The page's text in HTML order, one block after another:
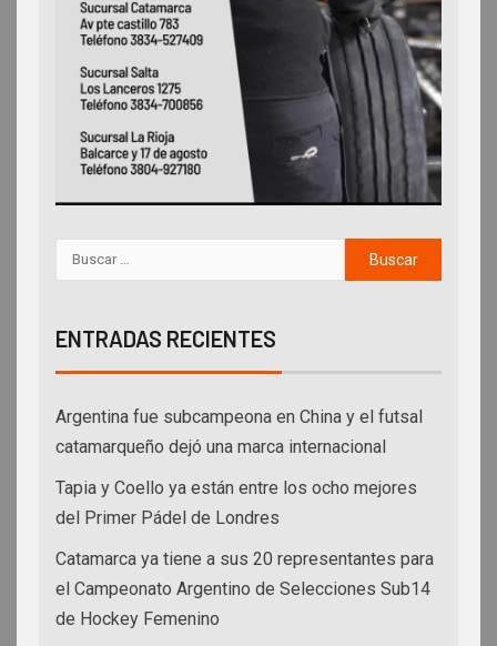
ENTRADAS RECIENTES
Argentina fue subcampeona en China y el futsal
catamarqueño dejó una marca internacional
Tapia y Coello ya están entre los ocho mejores
del Primer Pádel de Londres
Catamarca ya tiene a sus 20 representantes para
el Campeonato Argentino de Selecciones Sub14
de Hockey Femenino